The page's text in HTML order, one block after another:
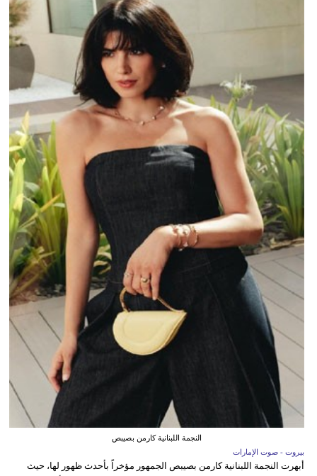
النجمة اللبنانية كارمن بصيبص
بيروت - صوت الإمارات
أبهرت النجمة اللبنانية كارمن بصيبص الجمهور مؤخراً بأحدث ظهور لها، حيث